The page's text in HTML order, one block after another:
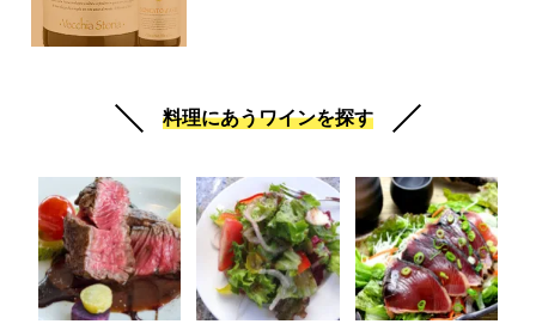
料理にあうワインを探す